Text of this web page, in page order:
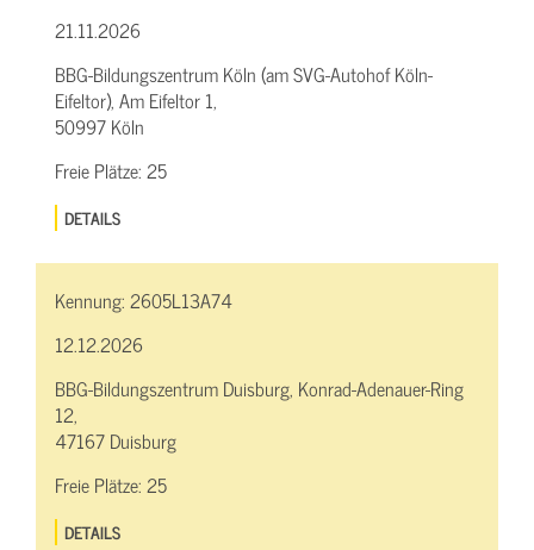
21.11.2026
BBG-Bildungszentrum Köln (am SVG-Autohof Köln-
Eifeltor), Am Eifeltor 1,
50997 Köln
Freie Plätze:25
DETAILS
Kennung:2605L13A74
12.12.2026
BBG-Bildungszentrum Duisburg, Konrad-Adenauer-Ring
12,
47167 Duisburg
Freie Plätze:25
DETAILS